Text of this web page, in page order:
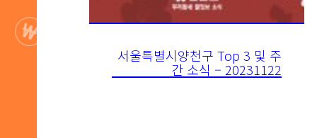
서울특별시양천구 Top 3 및 주
간 소식 – 20231122